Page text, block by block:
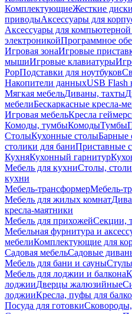
КомплектующиеЖесткие
приводыАксессуары для
Аксессуары для
электроникойПрограммное
Игровая зонаИгровые
мышиИгровые клавиатуры
PopПодставки для ноутбуков
Накопители данныхUSB Flash
Мягкая мебельДиваны, тахты
мебелиБескаркасные кресла-
Игровая мебельКресла
Комоды, тумбыКомодыТумбы
СтолыКухонные столыБарные
столики для баниПриставные
КухняКухонный гарнитур
Мебель для кухниСтолы,
кухни
Мебель-трансформерМебель-
Мебель для жилых комнат
кресла-маятники
Мебель для прихожейСекции,
Мебельная фурнитура и
мебелиКомплектующие для
Садовая мебельСадовые
Мебель для бани и сауны
Мебель для лоджии и балкона
лоджииДверцы жалюзийные
лоджииКресла, пуфы для
Посуда для готовки